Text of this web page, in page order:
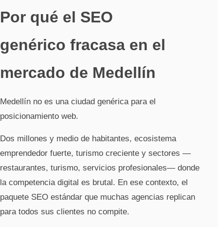
Por qué el SEO
genérico fracasa en el
mercado de Medellín
Medellín no es una ciudad genérica para el
posicionamiento web.
Dos millones y medio de habitantes, ecosistema
emprendedor fuerte, turismo creciente y sectores —
restaurantes, turismo, servicios profesionales— donde
la competencia digital es brutal. En ese contexto, el
paquete SEO estándar que muchas agencias replican
para todos sus clientes no compite.